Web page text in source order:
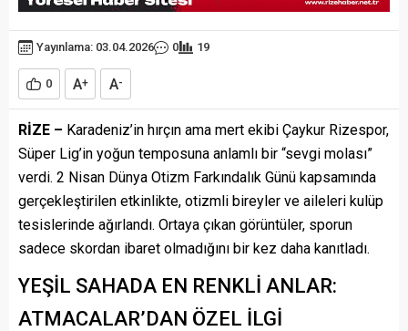
Yayınlama: 03.04.2026 0 19
0 A+ A-
RİZE – Karadeniz’in hırçın ama mert ekibi Çaykur Rizespor,
Süper Lig’in yoğun temposuna anlamlı bir “sevgi molası”
verdi. 2 Nisan Dünya Otizm Farkındalık Günü kapsamında
gerçekleştirilen etkinlikte, otizmli bireyler ve aileleri kulüp
tesislerinde ağırlandı. Ortaya çıkan görüntüler, sporun
sadece skordan ibaret olmadığını bir kez daha kanıtladı.
YEŞİL SAHADA EN RENKLİ ANLAR:
ATMACALAR’DAN ÖZEL İLGİ